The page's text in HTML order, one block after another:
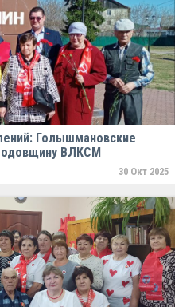
Голышмановские
ВЛКСМ
30 Окт 2025